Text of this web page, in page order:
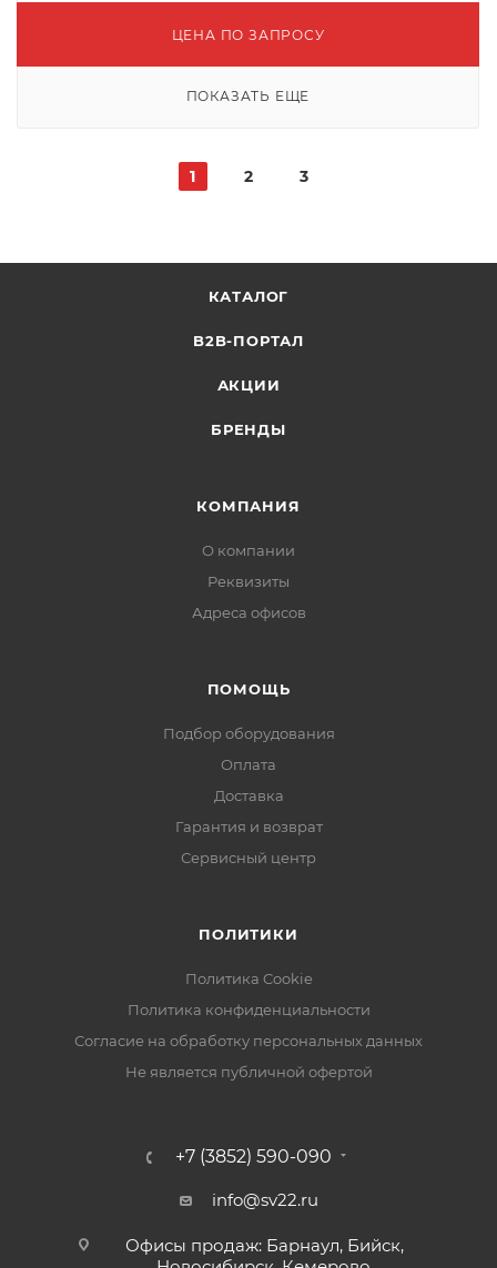
ЦЕНА ПО ЗАПРОСУ
ПОКАЗАТЬ ЕЩЕ
1 2 3
КАТАЛОГ
B2B-ПОРТАЛ
АКЦИИ
БРЕНДЫ
КОМПАНИЯ
О компании
Реквизиты
Адреса офисов
ПОМОЩЬ
Подбор оборудования
Оплата
Доставка
Гарантия и возврат
Сервисный центр
ПОЛИТИКИ
Политика Cookie
Политика конфиденциальности
Согласие на обработку персональных данных
Не является публичной офертой
+7 (3852) 590-090
info@sv22.ru
Офисы продаж: Барнаул, Бийск,